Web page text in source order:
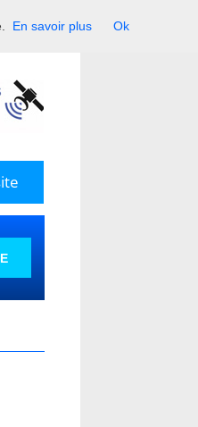
En savoir plus Ok